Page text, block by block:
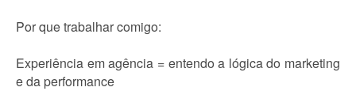
Por que trabalhar comigo:
Experiência em agência = entendo a lógica do marketing
e da performance